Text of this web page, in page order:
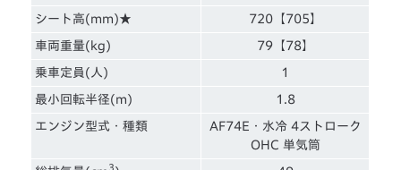
シート高(mm)★ 720【705】
車両重量(kg) 79【78】
乗車定員(人) 1
最小回転半径(m) 1.8
エンジン型式・種類
AF74E・水冷 4ストローク
OHC 単気筒
3